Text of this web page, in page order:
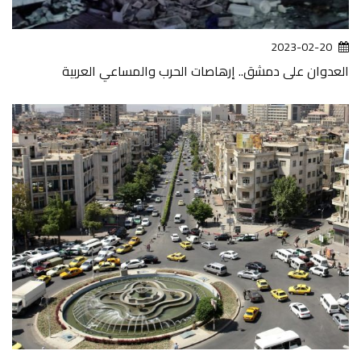
2023-02-20
العدوان على دمشق.. إرهاصات الحرب والمساعي العربية